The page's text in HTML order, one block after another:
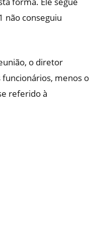
não conseguiu
o diretor
menos o
referido à